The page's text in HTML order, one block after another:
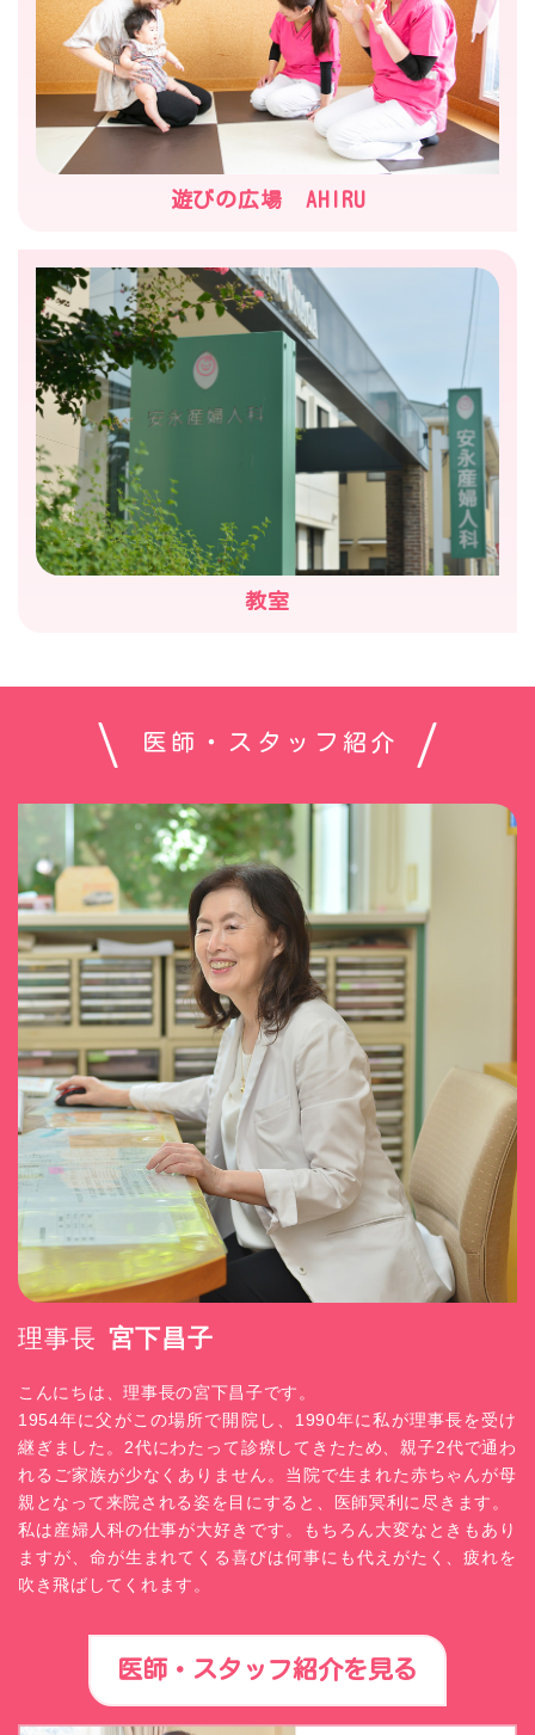
遊びの広場 AHIRU
教室
医師・スタッフ紹介
理事長 宮下昌子
こんにちは、理事長の宮下昌子です。
1954年に父がこの場所で開院し、1990年に私が理事長を受け
継ぎました。2代にわたって診療してきたため、親子2代で通わ
れるご家族が少なくありません。当院で生まれた赤ちゃんが母
親となって来院される姿を目にすると、医師冥利に尽きます。
私は産婦人科の仕事が大好きです。もちろん大変なときもあり
ますが、命が生まれてくる喜びは何事にも代えがたく、疲れを
吹き飛ばしてくれます。
医師・スタッフ紹介を見る